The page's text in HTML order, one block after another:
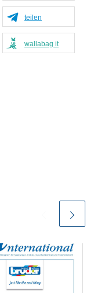
teilen
wallabag it